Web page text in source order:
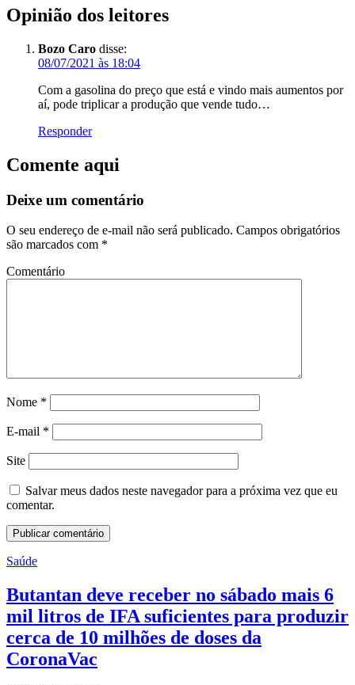
Opinião dos leitores
Bozo Caro disse:
08/07/2021 às 18:04
Com a gasolina do preço que está e vindo mais aumentos por
aí, pode triplicar a produção que vende tudo…
Responder
Comente aqui
Deixe um comentário
O seu endereço de e-mail não será publicado. Campos obrigatórios
são marcados com *
Comentário
Nome *
E-mail *
Site
Salvar meus dados neste navegador para a próxima vez que eu
comentar.
Saúde
Butantan deve receber no sábado mais 6
mil litros de IFA suficientes para produzir
cerca de 10 milhões de doses da
CoronaVac